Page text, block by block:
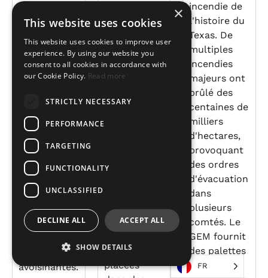
à la suite de
cet ouragan
majeur.
L'ouragan
Beryl a
les Caraïbes,
causant
d'importants
dégâts à
Saint-
Vincent, à la
Grenade, à
la Jamaïque
d'autres îles
avoisinantes.
Brésil, à la
inondations
extrêmes
survenues
mai 2024.
été privés
milliers de
personnes
évacuées et
placées
incendie de
l'histoire du
Texas. De
multiples
incendies
majeurs ont
brûlé des
centaines de
milliers
d'hectares,
provoquant
des ordres
d'évacuation
dans
plusieurs
comtés. Le
GEM fournit
des palettes
de secours
FR
×
This website uses cookies
This website uses cookies to improve user
experience. By using our website you
consent to all cookies in accordance with
our Cookie Policy. Read more
STRICTLY NECESSARY
PERFORMANCE
TARGETING
FUNCTIONALITY
UNCLASSIFIED
ACCEPT ALL
DECLINE ALL
SHOW DETAILS